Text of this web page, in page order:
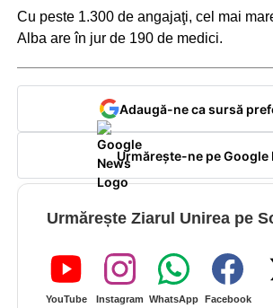
Cu peste 1.300 de angajaţi, cel mai
Alba are în jur de 190 de medici.
Adaugă-ne ca sursă
Urmărește-ne pe Google
Urmărește Ziarul Unirea pe
YouTube Instagram WhatsApp Facebook